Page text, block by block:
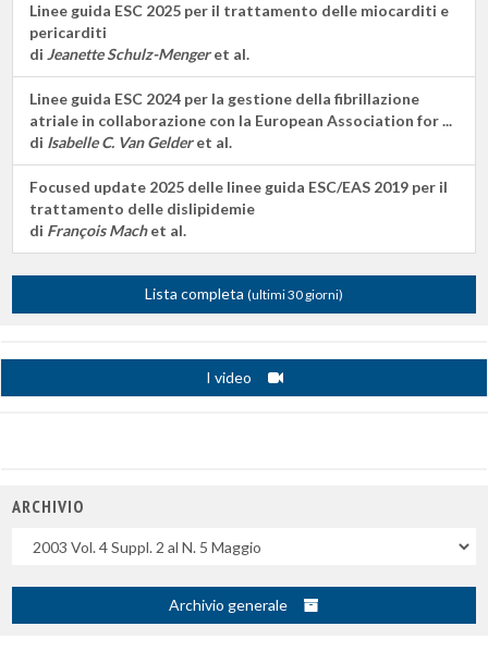
Linee guida ESC 2025 per il trattamento delle miocarditi e
pericarditi
di Jeanette Schulz-Mengeret al.
Linee guida ESC 2024 per la gestione della fibrillazione
atriale in collaborazione con la European Association for ...
di Isabelle C. Van Gelderet al.
Focused update 2025 delle linee guida ESC/EAS 2019 per il
trattamento delle dislipidemie
di François Machet al.
Lista completa (ultimi 30 giorni)
I video
ARCHIVIO
Archivio generale